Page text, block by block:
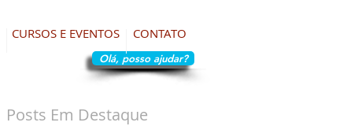
Olá, posso ajudar?
CURSOS E EVENTOS CONTATO
Posts Em Destaque